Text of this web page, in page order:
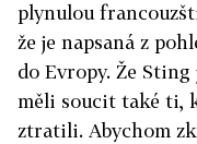
plynulou
že je napsaná z
do Evropy. Že
měli soucit také ti,
ztratili. Abychom